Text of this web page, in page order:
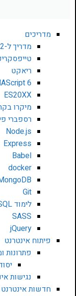
מדריכים
מדריך ל-ESP32 לילדים ולהורים מאפס
ריאקט
6
ES20XX
מיקרו
רספברי
Node.js
Express
Babel
docker
Git
לימוד MySQL
SASS
jQuery
פיתוח אינטרנט
פתרונות
נגישות
חדשות אינטרנט